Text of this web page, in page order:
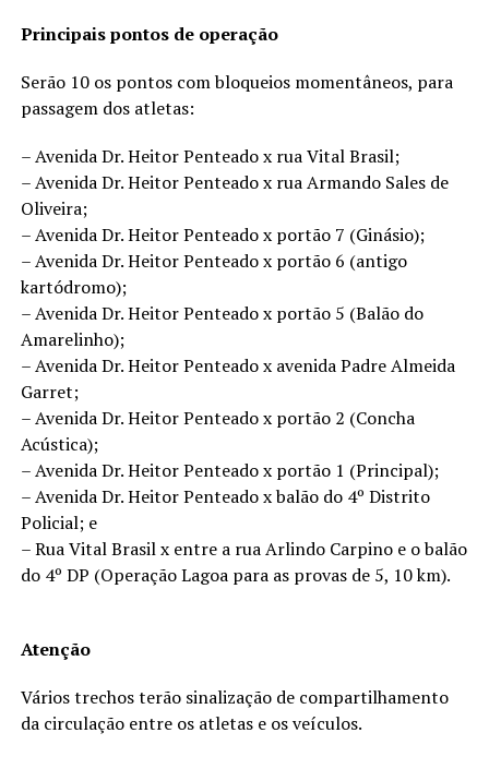
Principais pontos de operação
Serão 10 os pontos com bloqueios momentâneos, para
passagem dos atletas:
– Avenida Dr. Heitor Penteado x rua Vital Brasil;
– Avenida Dr. Heitor Penteado x rua Armando Sales de
Oliveira;
– Avenida Dr. Heitor Penteado x portão 7 (Ginásio);
– Avenida Dr. Heitor Penteado x portão 6 (antigo
kartódromo);
– Avenida Dr. Heitor Penteado x portão 5 (Balão do
Amarelinho);
– Avenida Dr. Heitor Penteado x avenida Padre Almeida
Garret;
– Avenida Dr. Heitor Penteado x portão 2 (Concha
Acústica);
– Avenida Dr. Heitor Penteado x portão 1 (Principal);
– Avenida Dr. Heitor Penteado x balão do 4º Distrito
Policial; e
– Rua Vital Brasil x entre a rua Arlindo Carpino e o balão
do 4º DP (Operação Lagoa para as provas de 5, 10 km).
Atenção
Vários trechos terão sinalização de compartilhamento
da circulação entre os atletas e os veículos.